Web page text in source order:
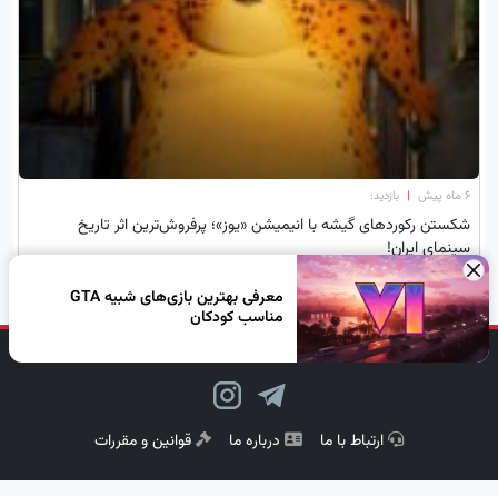
۶ ماه پیش | بازدید:
شکستن رکوردهای گیشه با انیمیشن «یوز»؛ پرفروش‌ترین اثر تاریخ
سینمای ایران!
×
معرفی بهترین بازی‌های شبیه GTA
مناسب کودکان
دنبال کن، لبخند بزن!
ارتباط با ما درباره ما قوانین و مقررات